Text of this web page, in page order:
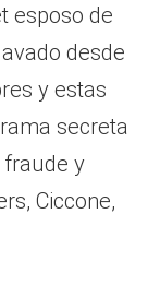
esposo de
desde
y estas
secreta
fraude y
Ciccone,